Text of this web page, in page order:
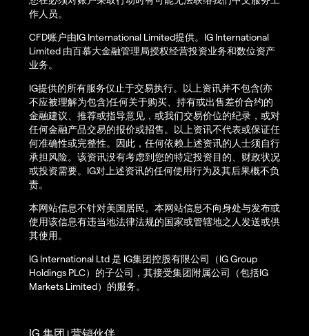
作人员。
CFD账户由IG International Limited提供。IG International
Limited 由百慕大金融管理局授权经营投资业务和数位资产
业务。
IG提供的所有服务仅止于交易执行。以上资讯并不包含(亦
不应被理解为包含)任何关于购买、持有或出售差价合约的
金融建议、推荐或指导意见，或我们交易价位的纪录，或对
任何金融产品交易的报价或招售。以上资讯不代表或保证任
何准确性或完整性。因此，任何依赖上述资讯的人士须自行
承担风险。该资讯没有考虑到您的特定投资目的、财政状况
或投资需要。IG对上述资讯的任何使用行为及其后果概不负
责。
本网站信息不针对美国居民。本网站信息不向身处与发布或
使用该信息有违当地法律法规的国家或管辖地之人发送或供
其使用。
IG International Ltd 是 IG集团控股有限公司（IG Group
Holdings PLC）的子公司，其接受集团附属公司（包括IG
Markets Limited）的服务。
IG 集团 营销伙伴